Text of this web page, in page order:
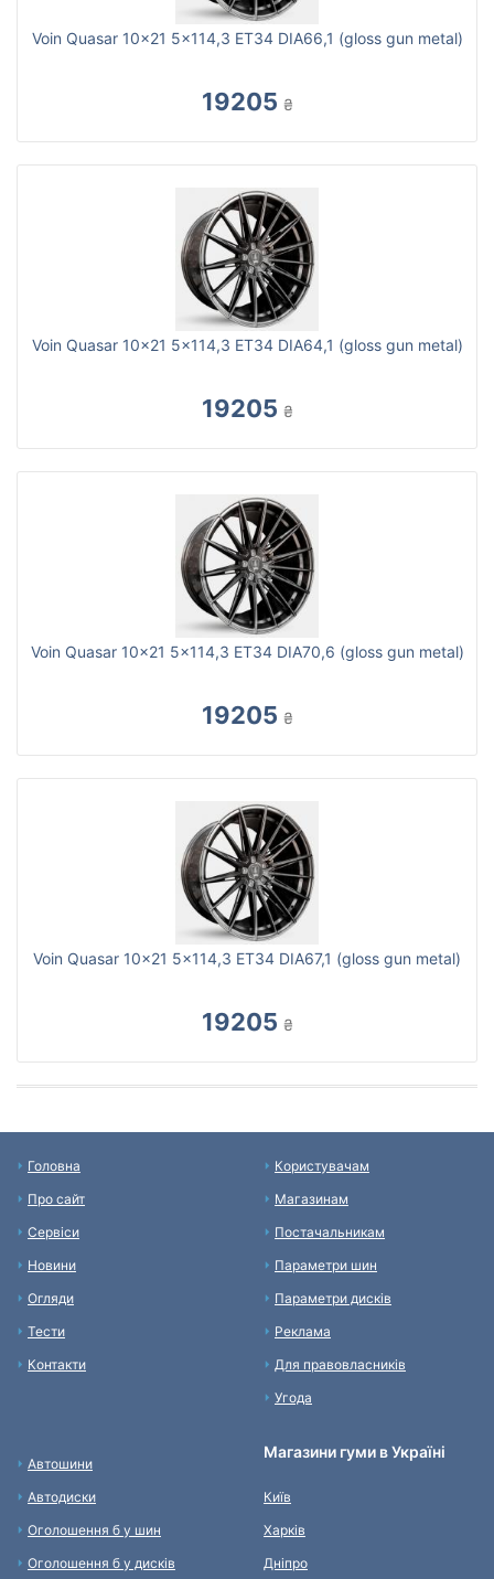
Voin Quasar 10x21 5x114,3 ET34 DIA66,1 (gloss gun metal)
19205 ₴
Voin Quasar 10x21 5x114,3 ET34 DIA64,1 (gloss gun metal)
19205 ₴
Voin Quasar 10x21 5x114,3 ET34 DIA70,6 (gloss gun metal)
19205 ₴
Voin Quasar 10x21 5x114,3 ET34 DIA67,1 (gloss gun metal)
19205 ₴
Головна
Про сайт
Сервіси
Новини
Огляди
Тести
Контакти
Користувачам
Магазинам
Постачальникам
Параметри шин
Параметри дисків
Реклама
Для правовласників
Угода
Автошини
Автодиски
Оголошення б у шин
Оголошення б у дисків
Магазини гуми в Україні
Київ
Харків
Дніпро